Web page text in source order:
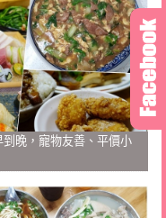
到晚，寵物友善、平價小